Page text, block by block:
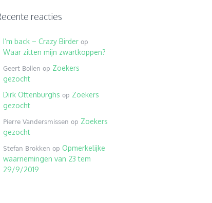
reacties
I’m back – Crazy Birder op
Waar zitten mijn zwartkoppen?
Geert Bollen op Zoekers
gezocht
Dirk Ottenburghs op Zoekers
gezocht
Pierre Vandersmissen op Zoekers
gezocht
Stefan Brokken opOpmerkelijke
waarnemingen van 23 tem
29/9/2019